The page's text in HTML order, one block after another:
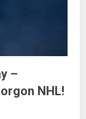
–
NHL!